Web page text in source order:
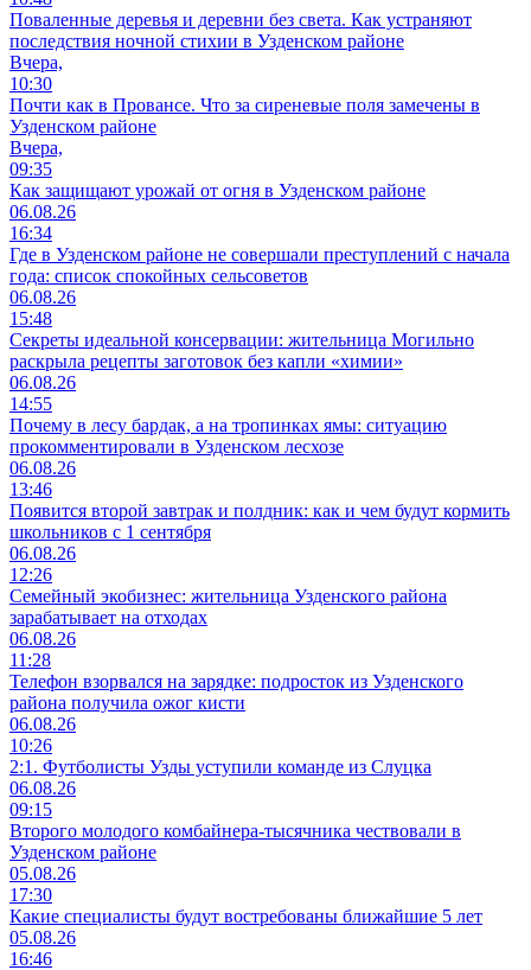
Поваленные деревья и деревни без света. Как устраняют
последствия ночной стихии в Узденском районе
Вчера,
10:30
Почти как в Провансе. Что за сиреневые поля замечены в
Узденском районе
Вчера,
09:35
Как защищают урожай от огня в Узденском районе
06.08.26
16:34
Где в Узденском районе не совершали преступлений с начала
года: список спокойных сельсоветов
06.08.26
15:48
Секреты идеальной консервации: жительница Могильно
раскрыла рецепты заготовок без капли «химии»
06.08.26
14:55
Почему в лесу бардак, а на тропинках ямы: ситуацию
прокомментировали в Узденском лесхозе
06.08.26
13:46
Появится второй завтрак и полдник: как и чем будут кормить
школьников с 1 сентября
06.08.26
12:26
Семейный экобизнес: жительница Узденского района
зарабатывает на отходах
06.08.26
11:28
Телефон взорвался на зарядке: подросток из Узденского
района получила ожог кисти
06.08.26
10:26
2:1. Футболисты Узды уступили команде из Слуцка
06.08.26
09:15
Второго молодого комбайнера-тысячника чествовали в
Узденском районе
05.08.26
17:30
Какие специалисты будут востребованы ближайшие 5 лет
05.08.26
16:46